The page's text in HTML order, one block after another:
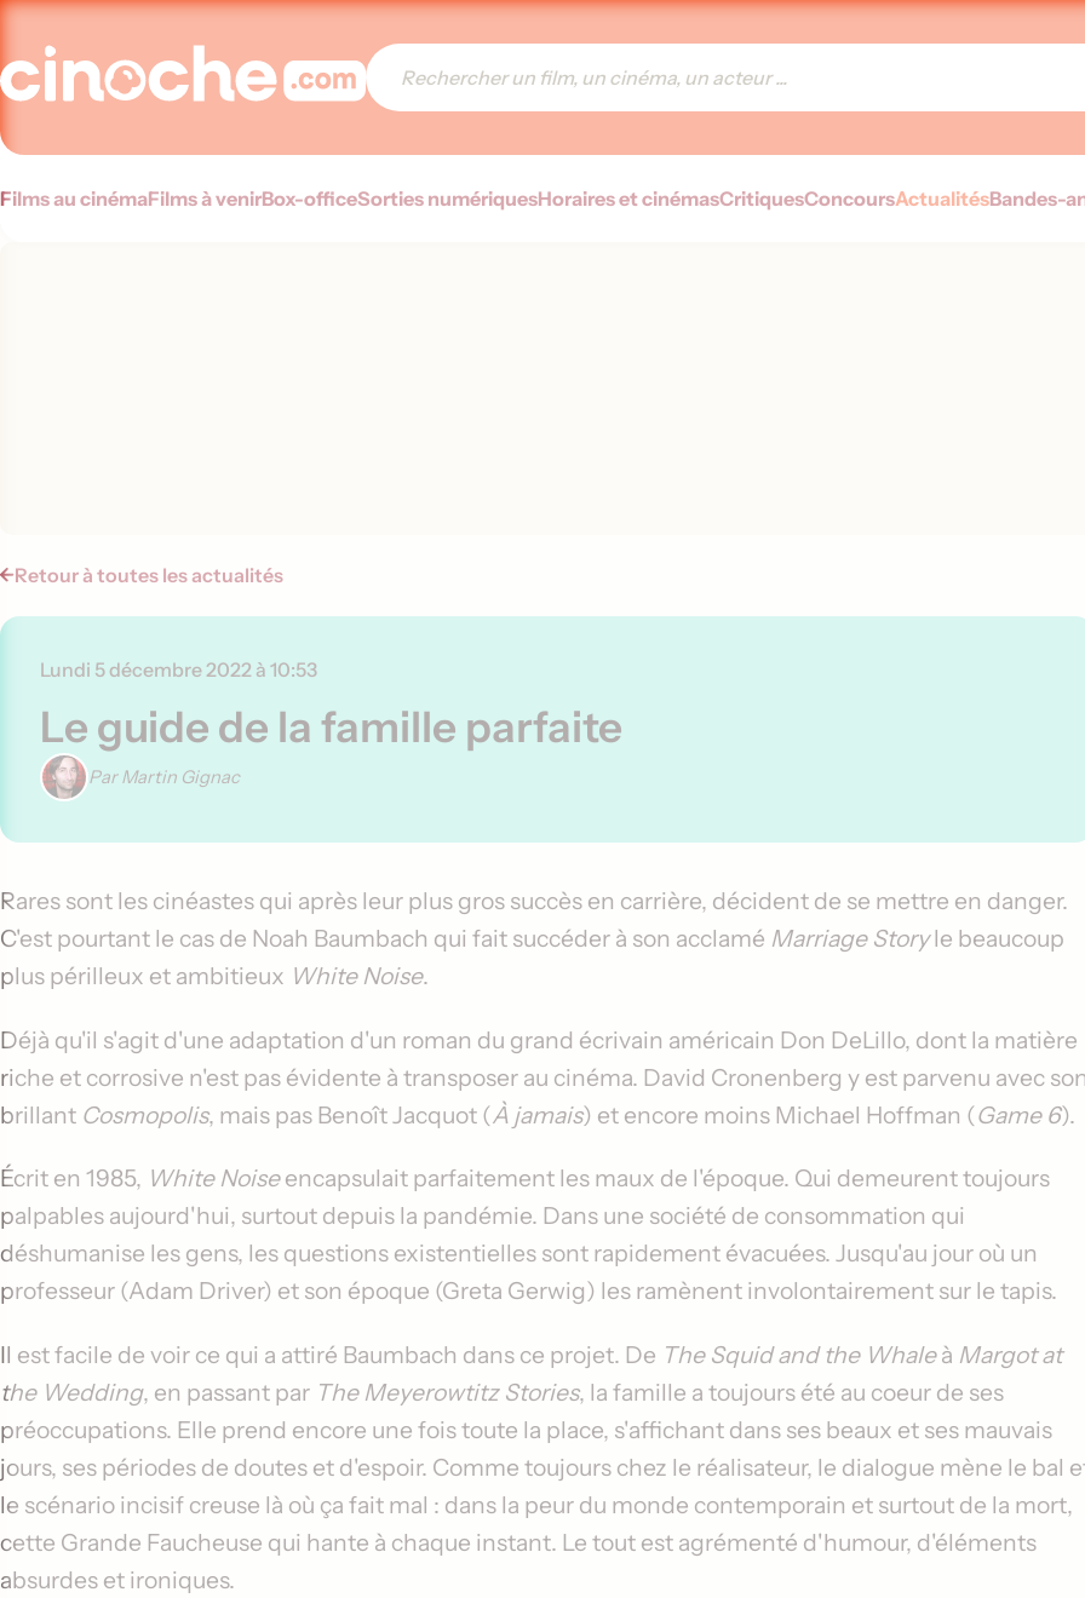
Films au cinémaFilms à venirBox-officeSorties numériquesHoraires et cinémasCritiquesConcoursActualitésBandes-
Retour à toutes les actualités
Lundi 5 décembre 2022 à 10:53
Le guide de la famille parfaite
Par Martin Gignac
Contenu de l'article
Rares sont les cinéastes qui après leur plus gros succès en carrière, décident de se mettre en danger.
C'est pourtant le cas de Noah Baumbach qui fait succéder à son acclamé Marriage Storyle beaucoup
plus périlleux et ambitieux White Noise.
Déjà qu'il s'agit d'une adaptation d'un roman du grand écrivain américain Don DeLillo, dont la matière
riche et corrosive n'est pas évidente à transposer au cinéma. David Cronenberg y est parvenu avec
brillant Cosmopolis, mais pas Benoît Jacquot (À jamais) et encore moins Michael Hoffman (Game 6).
Écrit en 1985, White Noiseencapsulait parfaitement les maux de l'époque. Qui demeurent toujours
palpables aujourd'hui, surtout depuis la pandémie. Dans une société de consommation qui
déshumanise les gens, les questions existentielles sont rapidement évacuées. Jusqu'au jour où un
professeur (Adam Driver) et son époque (Greta Gerwig) les ramènent involontairement sur le tapis.
Il est facile de voir ce qui a attiré Baumbach dans ce projet. De The Squid and the Whaleà Margot at
the Wedding, en passant par The Meyerowtitz Stories, la famille a toujours été au coeur de ses
préoccupations. Elle prend encore une fois toute la place, s'affichant dans ses beaux et ses mauvais
jours, ses périodes de doutes et d'espoir. Comme toujours chez le réalisateur, le dialogue mène le bal
le scénario incisif creuse là où ça fait mal : dans la peur du monde contemporain et surtout de la mort,
cette Grande Faucheuse qui hante à chaque instant. Le tout est agrémenté d'humour, d'éléments
absurdes et ironiques.